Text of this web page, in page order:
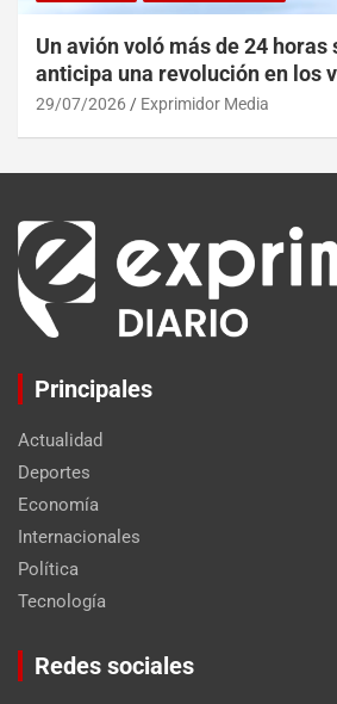
Un avión voló más de 24 horas
anticipa una revolución en los
29/07/2026 Exprimidor Media
Principales
Actualidad
Deportes
Economía
Internacionales
Política
Tecnología
Redes sociales